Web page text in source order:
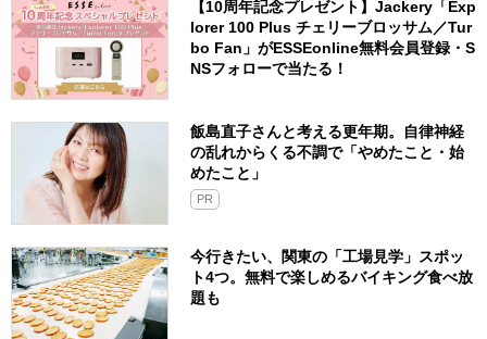
【10周年記念プレゼント】Jackery「Exp
lorer 100 Plus チェリーブロッサム／Tur
bo Fan」がESSEonline無料会員登録・S
NSフォローで当たる！
飯島直子さんと考える更年期。自律神経
の乱れからくる不調で「やめたこと・始
めたこと」
PR
今行きたい、関東の「工場見学」スポッ
ト4つ。無料で楽しめるバイキング食べ放
題も